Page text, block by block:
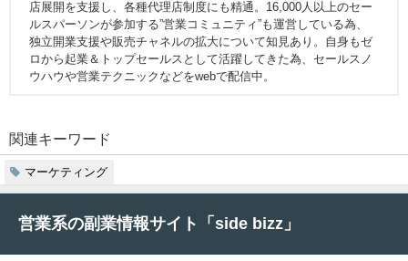
店展開を支援し、各種代理店制度にも精通。16,000人以上のセー
ルスパーソンが参加する”営業コミュニティ”も運営している為、
独立開業支援や販売チャネルの拡大について知見あり。自身もゼ
ロから起業＆トップセールスとして活躍してきた為、セールスノ
ウハウや営業テクニックなどをwebで配信中。
関連キーワード
マーケティング
営業系の副業情報サイト「side bizz」